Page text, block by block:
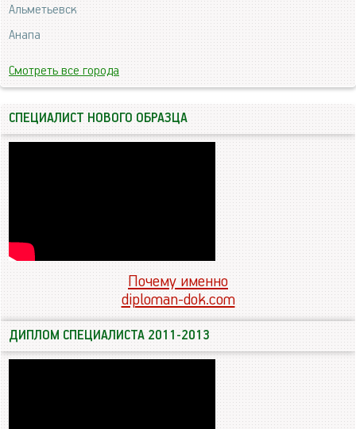
Альметьевск
Анапа
Смотреть все города
СПЕЦИАЛИСТ НОВОГО ОБРАЗЦА
Почему именно
diploman-dok.com
ДИПЛОМ СПЕЦИАЛИСТА 2011-2013